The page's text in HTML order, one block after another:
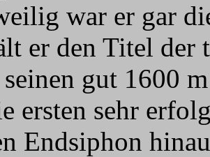
war er gar
er den Titel der
gut 1600
ersten sehr
Endsiphon